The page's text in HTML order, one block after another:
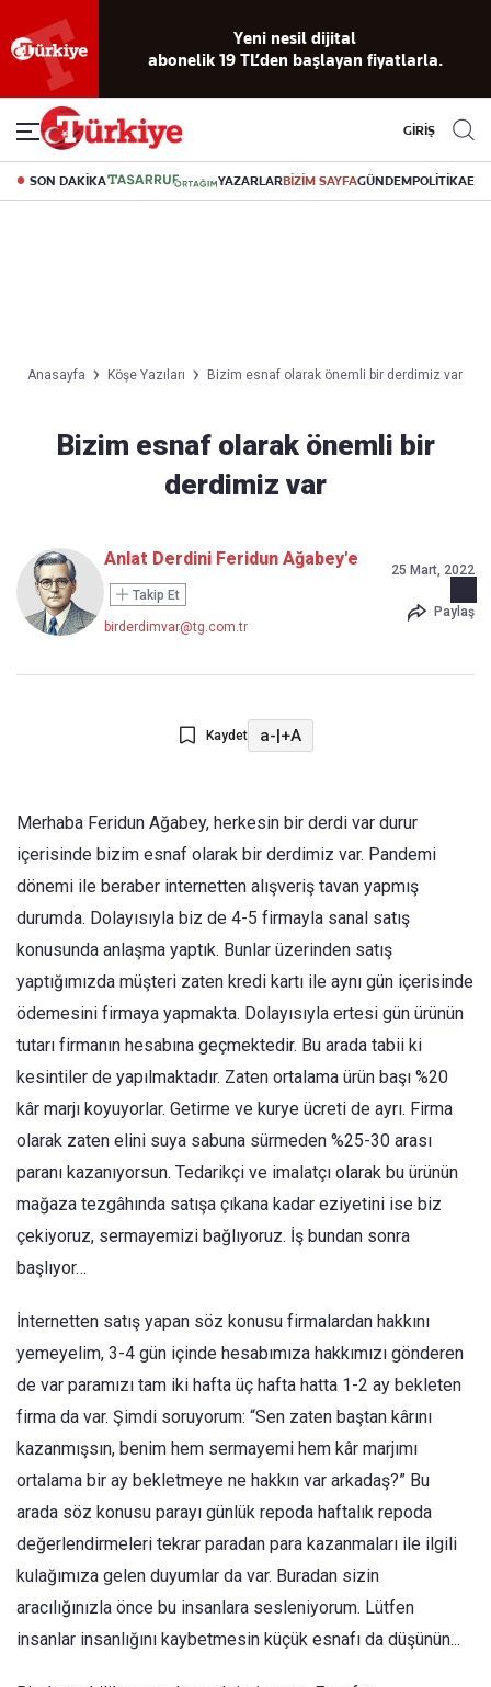
Yeni nesil dijital
abonelik 19 TL’den başlayan fiyatlarla.
GİRİŞ
SON DAKİKA YAZARLARBİZİM SAYFAGÜNDEMPOLİTİKA
Anasayfa Köşe Yazıları Bizim esnaf olarak önemli bir derdimiz var
Bizim esnaf olarak önemli bir
derdimiz var
Anlat Derdini Feridun Ağabey'e
Takip Et
birderdimvar@tg.com.tr
25 Mart, 2022
Paylaş
Kaydet a-|+A
Merhaba Feridun Ağabey, herkesin bir derdi var durur
içerisinde bizim esnaf olarak bir derdimiz var. Pandemi
dönemi ile beraber internetten alışveriş tavan yapmış
durumda. Dolayısıyla biz de 4-5 firmayla sanal satış
konusunda anlaşma yaptık. Bunlar üzerinden satış
yaptığımızda müşteri zaten kredi kartı ile aynı gün içerisinde
ödemesini firmaya yapmakta. Dolayısıyla ertesi gün ürünün
tutarı firmanın hesabına geçmektedir. Bu arada tabii ki
kesintiler de yapılmaktadır. Zaten ortalama ürün başı %20
kâr marjı koyuyorlar. Getirme ve kurye ücreti de ayrı. Firma
olarak zaten elini suya sabuna sürmeden %25-30 arası
paranı kazanıyorsun. Tedarikçi ve imalatçı olarak bu ürünün
mağaza tezgâhında satışa çıkana kadar eziyetini ise biz
çekiyoruz, sermayemizi bağlıyoruz. İş bundan sonra
başlıyor…
İnternetten satış yapan söz konusu firmalardan hakkını
yemeyelim, 3-4 gün içinde hesabımıza hakkımızı gönderen
de var paramızı tam iki hafta üç hafta hatta 1-2 ay bekleten
firma da var. Şimdi soruyorum: “Sen zaten baştan kârını
kazanmışsın, benim hem sermayemi hem kâr marjımı
ortalama bir ay bekletmeye ne hakkın var arkadaş?” Bu
arada söz konusu parayı günlük repoda haftalık repoda
değerlendirmeleri tekrar paradan para kazanmaları ile ilgili
kulağımıza gelen duyumlar da var. Buradan sizin
aracılığınızla önce bu insanlara sesleniyorum. Lütfen
insanlar insanlığını kaybetmesin küçük esnafı da düşünün...